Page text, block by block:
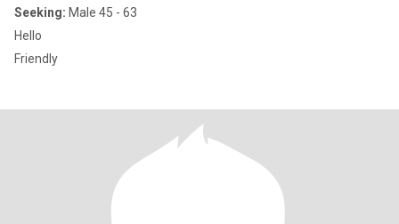
Seeking: Male 45 - 63
Hello
Friendly